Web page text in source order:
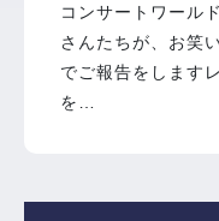
コンサートワール
さんたちが、お笑
でご報告をします
を…